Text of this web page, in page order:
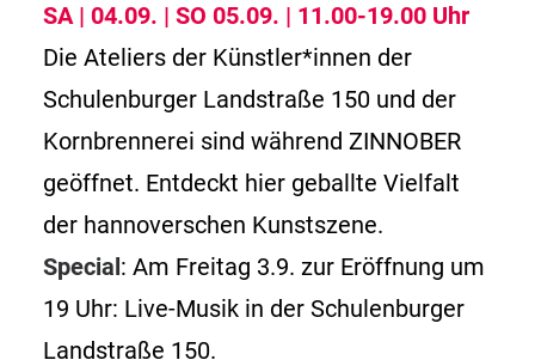
SA | 04.09. | SO 05.09. | 11.00-19.00 Uhr
Die Ateliers der Künstler*innen der
Schulenburger Landstraße 150 und der
Kornbrennerei sind während ZINNOBER
geöffnet. Entdeckt hier geballte Vielfalt
der hannoverschen Kunstszene.
Special: Am Freitag 3.9. zur Eröffnung um
19 Uhr: Live-Musik in der Schulenburger
Landstraße 150.